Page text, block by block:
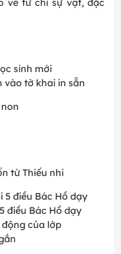
về từ chỉ sự vật, đặc
sinh mới
vào tờ khai in sẵn
từ Thiếu nhi
5 điều Bác Hồ dạy
điều Bác Hồ dạy
của lớp